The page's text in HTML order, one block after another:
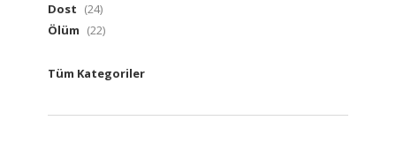
Dost (24)
Ölüm (22)
Tüm Kategoriler